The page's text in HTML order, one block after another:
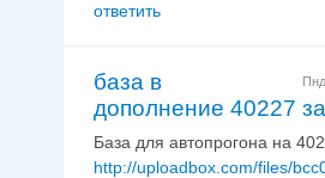
ответить
база в
дополнение 40227
База для автопрогона на
http://uploadbox.com/files/